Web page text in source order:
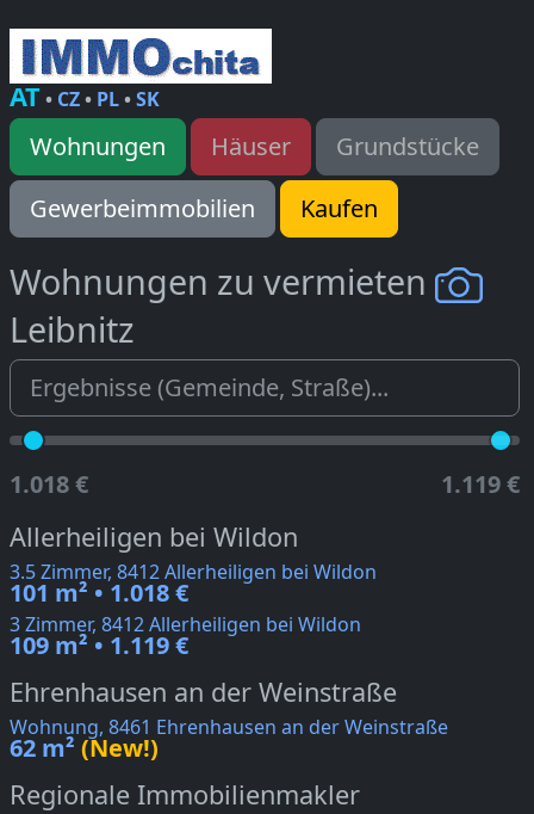
AT• CZ• PL•SK
Wohnungen Häuser
Grundstücke
Gewerbeimmobilien
Kaufen
Wohnungen zu vermieten
Leibnitz
1.018 € 1.119 €
Allerheiligen bei Wildon
3.5 Zimmer, 8412 Allerheiligen bei Wildon
101 m² • 1.018 €
3 Zimmer, 8412 Allerheiligen bei Wildon
109 m² • 1.119 €
Ehrenhausen an der Weinstraße
Wohnung, 8461 Ehrenhausen an der Weinstraße
62 m² (New!)
Regionale Immobilienmakler